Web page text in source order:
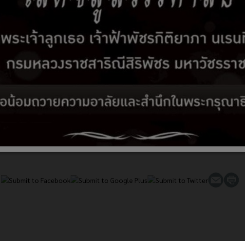
1. Happy Body การส่งเสริมสุขภาพกายและใจ
2. Happy Heart การส่งเสริมให้เกิดความเกื้อกูลในองค์กร
3. Happy Society การส่งเสริมให้เกิดความสามัคคีในองค์กร
4. Happy Relax การส่งเสริมให้มีสภาพแวดล้อมที่ผ่อนคลาย
6. Happy Soul การส่งเสริมให้บุคลากรมีศีลธรรมในการดำเนินชีวิต
7. Happy Money การส่งเสริมด้านการออมและการวางแผนในการใ